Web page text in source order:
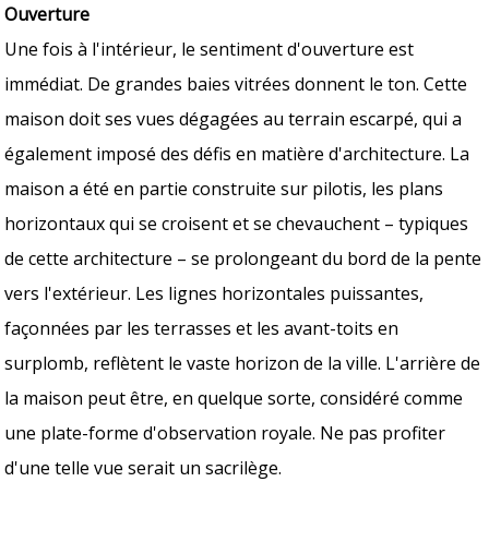
Ouverture
Une fois à l'intérieur, le sentiment d'ouverture est
immédiat. De grandes baies vitrées donnent le ton. Cette
maison doit ses vues dégagées au terrain escarpé, qui a
également imposé des défis en matière d'architecture. La
maison a été en partie construite sur pilotis, les plans
horizontaux qui se croisent et se chevauchent – typiques
de cette architecture – se prolongeant du bord de la pente
vers l'extérieur. Les lignes horizontales puissantes,
façonnées par les terrasses et les avant-toits en
surplomb, reflètent le vaste horizon de la ville. L'arrière de
la maison peut être, en quelque sorte, considéré comme
une plate-forme d'observation royale. Ne pas profiter
d'une telle vue serait un sacrilège.